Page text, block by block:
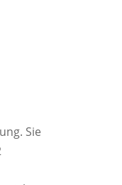
Sie